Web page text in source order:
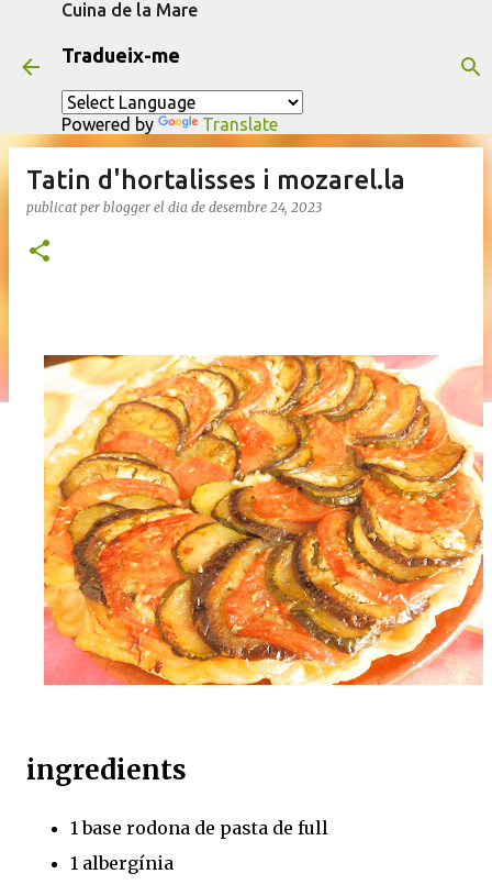
Cuina de la Mare
Tradueix-me
Powered by Translate
Tatin d'hortalisses i mozarel.la
publicat per blogger el dia de desembre 24, 2023
ingredients
1 base rodona de pasta de full
1 albergínia